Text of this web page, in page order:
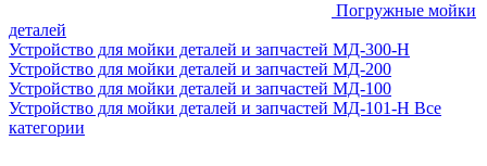
Погружные мойки
деталей
Устройство для мойки деталей и запчастей МД-300-H
Устройство для мойки деталей и запчастей МД-200
Устройство для мойки деталей и запчастей МД-100
Устройство для мойки деталей и запчастей МД-101-Н Все
категории